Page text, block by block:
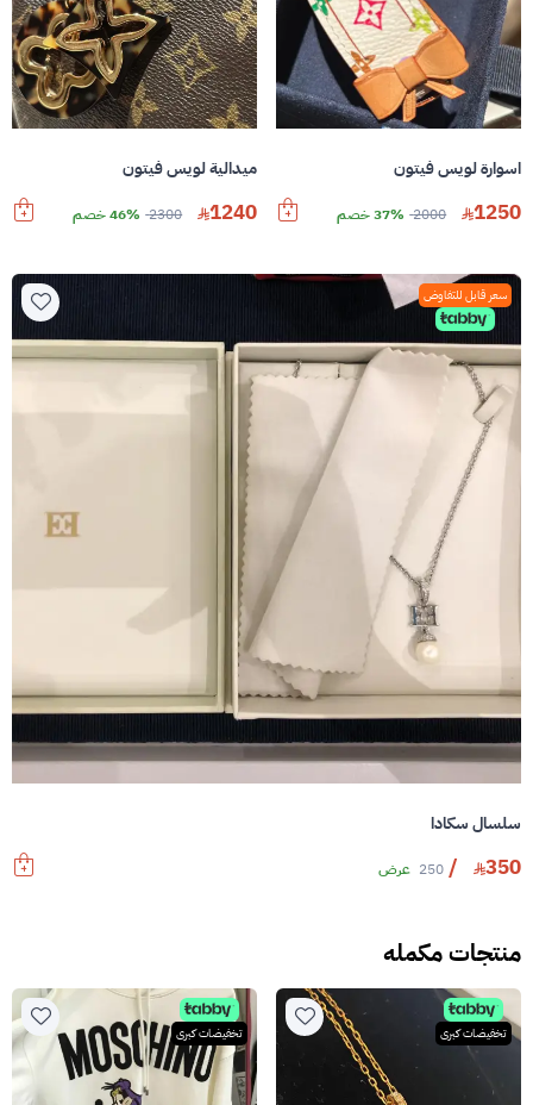
اسوارة لويس فيتون
1250
2000 37% خصم
ميدالية لويس فيتون
1240
2300 46% خصم
سعر قابل للتفاوض
سلسال سكادا
350
/
250 عرض
منتجات مكمله
تخفيضات كبرى تخفيضات كبرى